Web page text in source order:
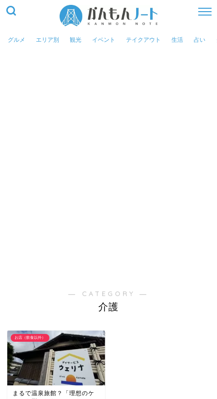
グルメ エリア別 観光 イベント テイクアウト 生活 占い
― CATEGORY ―
介護
お店（飲食以外）
まるで温泉旅館？「理想のケ